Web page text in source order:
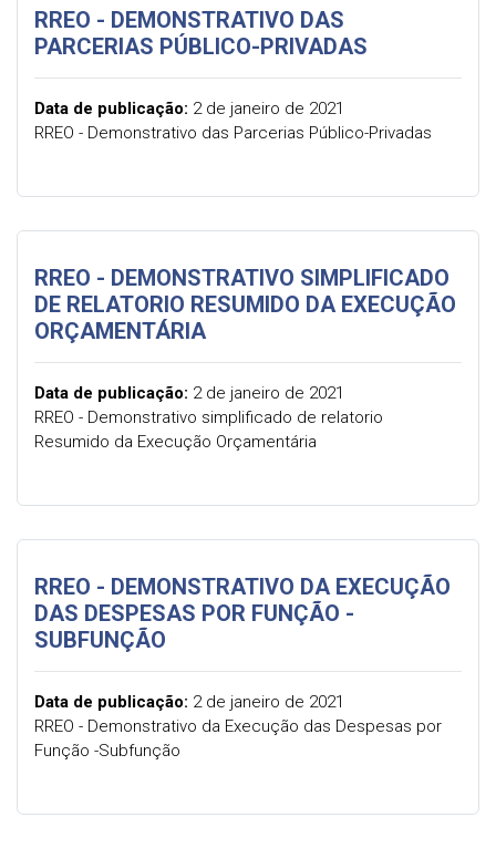
RREO - DEMONSTRATIVO DAS
PARCERIAS PÚBLICO-PRIVADAS
Data de publicação: 2 de janeiro de 2021
RREO - Demonstrativo das Parcerias Público-Privadas
RREO - DEMONSTRATIVO SIMPLIFICADO
DE RELATORIO RESUMIDO DA EXECUÇÃO
ORÇAMENTÁRIA
Data de publicação: 2 de janeiro de 2021
RREO - Demonstrativo simplificado de relatorio
Resumido da Execução Orçamentária
RREO - DEMONSTRATIVO DA EXECUÇÃO
DAS DESPESAS POR FUNÇÃO -
SUBFUNÇÃO
Data de publicação: 2 de janeiro de 2021
RREO - Demonstrativo da Execução das Despesas por
Função -Subfunção